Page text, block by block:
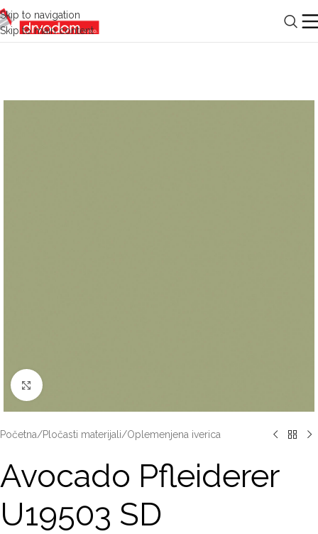
Skip to navigation
Skip to main content
Click to enlarge
Početna/Pločasti materijali/Oplemenjena iverica
Avocado Pfleiderer
U19503 SD